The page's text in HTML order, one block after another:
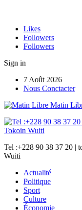
Likes
Followers
Followers
Sign in
7 Août 2026
Nous Conctacter
Matin
Tel :+228 90 38 37 20 |
Wuiti
Actualité
Politique
Sport
Culture
Économie